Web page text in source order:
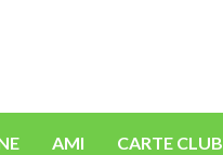
AMI CARTE CLUB